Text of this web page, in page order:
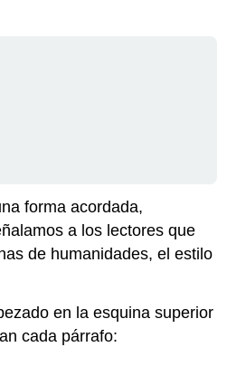
forma acordada,
a los lectores que
de humanidades, el estilo
en la esquina superior
cada párrafo: